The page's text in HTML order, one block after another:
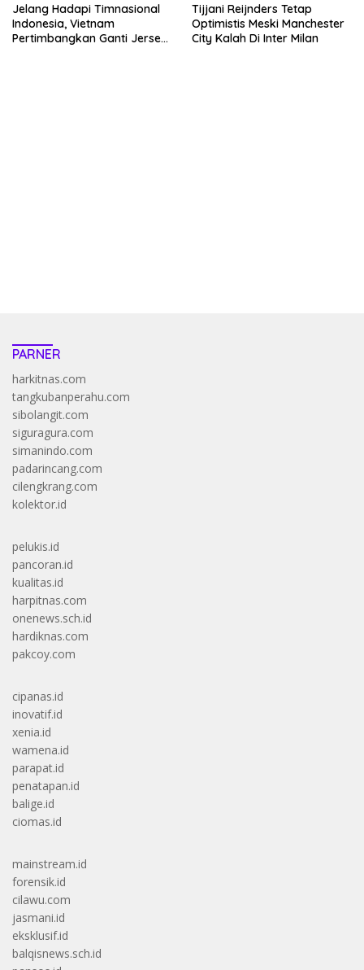
Jelang Hadapi Timnasional
Indonesia, Vietnam
Pertimbangkan Ganti Jersey
Tijjani Reijnders Tetap
Optimistis Meski Manchester
City Kalah Di Inter Milan
PARNER
harkitnas.com
tangkubanperahu.com
sibolangit.com
siguragura.com
simanindo.com
padarincang.com
cilengkrang.com
kolektor.id
pelukis.id
pancoran.id
kualitas.id
harpitnas.com
onenews.sch.id
hardiknas.com
pakcoy.com
cipanas.id
inovatif.id
xenia.id
wamena.id
parapat.id
penatapan.id
balige.id
ciomas.id
mainstream.id
forensik.id
cilawu.com
jasmani.id
eksklusif.id
balqisnews.sch.id